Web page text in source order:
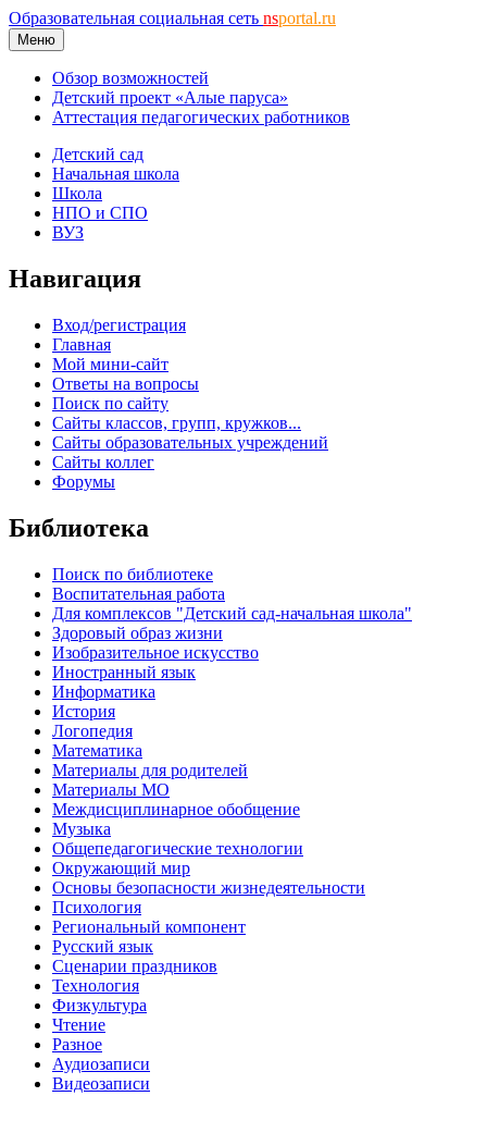
Образовательная социальная сеть nsportal.ru
Меню
Обзор возможностей
Детский проект «Алые паруса»
Аттестация педагогических работников
Детский сад
Начальная школа
Школа
НПО и СПО
ВУЗ
Навигация
Вход/регистрация
Главная
Мой мини-сайт
Ответы на вопросы
Поиск по сайту
Сайты классов, групп, кружков...
Сайты образовательных учреждений
Сайты коллег
Форумы
Библиотека
Поиск по библиотеке
Воспитательная работа
Для комплексов "Детский сад-начальная школа"
Здоровый образ жизни
Изобразительное искусство
Иностранный язык
Информатика
История
Логопедия
Математика
Материалы для родителей
Материалы МО
Междисциплинарное обобщение
Музыка
Общепедагогические технологии
Окружающий мир
Основы безопасности жизнедеятельности
Психология
Региональный компонент
Русский язык
Сценарии праздников
Технология
Физкультура
Чтение
Разное
Аудиозаписи
Видеозаписи